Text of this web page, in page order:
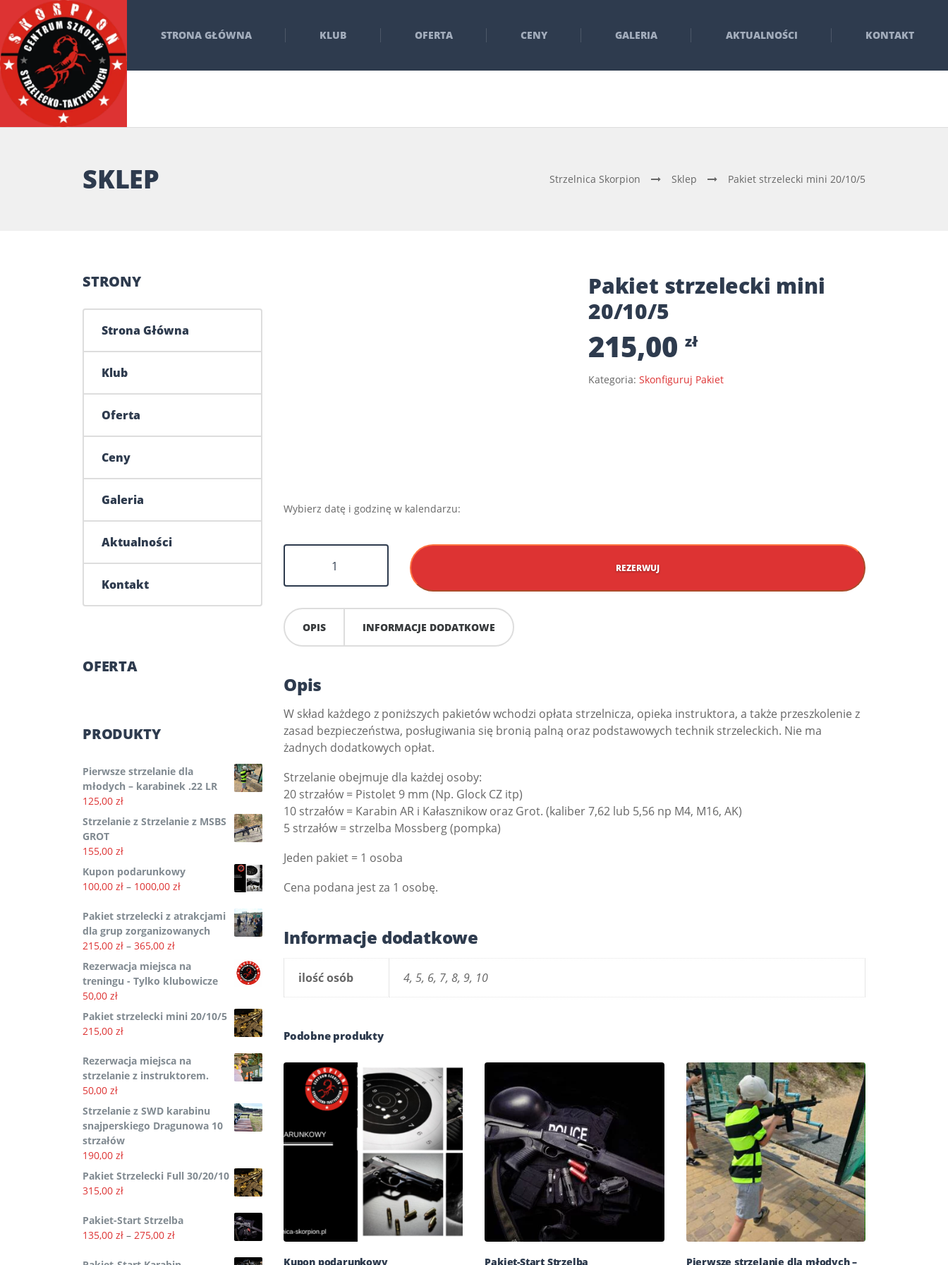
STRONA GŁÓWNA KLUB OFERTA CENY GALERIA AKTUALNOŚCI KONTAKT
SKLEP Strzelnica Skorpion Sklep Pakiet strzelecki mini 20/10/5
Pakiet strzelecki mini
20/10/5
215,00 zł
Kategoria: Skonfiguruj Pakiet
Wybierz datę i godzinę w kalendarzu:
ilość
strzelecki
20/10/5
REZERWUJ
OPIS INFORMACJE DODATKOWE
Opis
W skład każdego z poniższych pakietów wchodzi opłata strzelnicza, opieka instruktora, a także przeszkolenie z
zasad bezpieczeństwa, posługiwania się bronią palną oraz podstawowych technik strzeleckich. Nie ma
żadnych dodatkowych opłat.
Strzelanie obejmuje dla każdej osoby:
20 strzałów = Pistolet 9 mm (Np. Glock CZ itp)
10 strzałów = Karabin AR i Kałasznikow oraz Grot. (kaliber 7,62 lub 5,56 np M4, M16, AK)
5 strzałów = strzelba Mossberg (pompka)
Jeden pakiet = 1 osoba
Cena podana jest za 1 osobę.
Informacje dodatkowe
ilość osób 4, 5, 6, 7, 8, 9, 10
Podobne produkty
Kupon podarunkowy Pakiet-Start Strzelba
Pierwsze strzelanie dla młodych –
STRONY
Strona Główna
Klub
Oferta
Ceny
Galeria
Aktualności
Kontakt
OFERTA
PRODUKTY
Pierwsze strzelanie dla
młodych – karabinek .22 LR
125,00 zł
Strzelanie z Strzelanie z MSBS
GROT
155,00 zł
Kupon podarunkowy
100,00 zł – 1000,00 złZakres
od
100,00 zł
Pakiet strzelecki z atrakcjami
dla grup zorganizowanych
215,00 zł – 365,00 złZakres
od
215,00 zł
365,00 zł
Rezerwacja miejsca na
treningu - Tylko klubowicze
50,00 zł
Pakiet strzelecki mini 20/10/5
215,00 zł
Rezerwacja miejsca na
strzelanie z instruktorem.
50,00 zł
Strzelanie z SWD karabinu
snajperskiego Dragunowa 10
strzałów
190,00 zł
Pakiet Strzelecki Full 30/20/10
315,00 zł
Pakiet-Start Strzelba
135,00 zł – 275,00 złZakres